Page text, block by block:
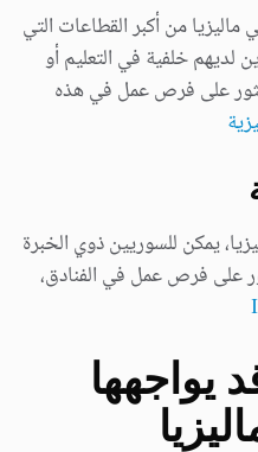
من أكبر القطاعات التي
لديهم خلفية في التعليم أو
على فرص عمل في هذه
يمكن للسوريين ذوي الخبرة
على فرص عمل في الفنادق،
يواجهها